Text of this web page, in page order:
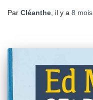
Par Cléanthe, il y a 8 mois